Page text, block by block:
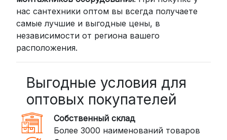
пункта выдачи (от 2 дней) или
курьером до двери (от 3 дней).
Стоимость начинается от300
рублей
пунктов выдачи или курьером.
Сроки — от 2 дней, стоимость — от
350 рублей
DPD: Международная служба
доставки, которая работает и
нас сантехники оптом вы всегда получаете
самые лучшие и выгодные цены, в
независимости от региона вашего
расположения.
Выгодные условия для
оптовых покупателей
Собственный склад
Более 3000 наименований товаров